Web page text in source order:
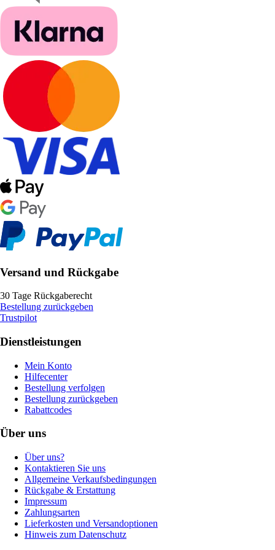
Versand und Rückgabe
30 Tage Rückgaberecht
Bestellung zurückgeben
Trustpilot
Dienstleistungen
Mein Konto
Hilfecenter
Bestellung verfolgen
Bestellung zurückgeben
Rabattcodes
Über uns
Über uns?
Kontaktieren Sie uns
Allgemeine Verkaufsbedingungen
Rückgabe & Erstattung
Impressum
Zahlungsarten
Lieferkosten und Versandoptionen
Hinweis zum Datenschutz